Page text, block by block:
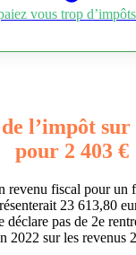
vous trop
l’impôt sur
pour 2 403 €
revenu fiscal pour un
23 613,80
déclare pas de 2e
2022 sur les revenus